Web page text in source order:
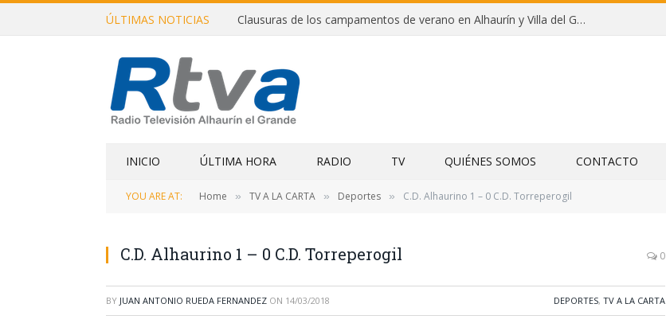
ÚLTIMAS NOTICIAS Clausuras de los campamentos de verano en Alhaurín y Villa del Guadalhorce 2026
INICIO ÚLTIMA HORA RADIO TV QUIÉNES SOMOS CONTACTO
YOU ARE AT: Home » TV A LA CARTA » Deportes » C.D. Alhaurino 1 – 0 C.D. Torreperogil
C.D. Alhaurino 1 – 0 C.D. Torreperogil 0
BY JUAN ANTONIO RUEDA FERNANDEZ ON 14/03/2018 DEPORTES, TV A LA CARTA